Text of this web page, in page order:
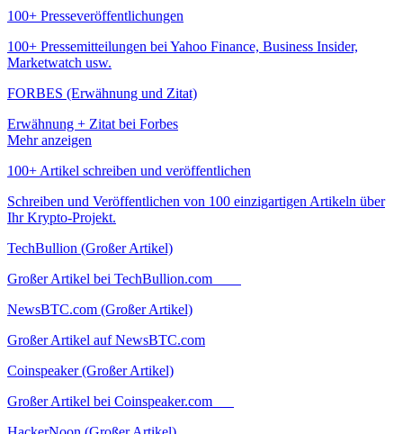
100+ Presseveröffentlichungen
100+ Pressemitteilungen bei Yahoo Finance, Business Insider,
Marketwatch usw.
FORBES (Erwähnung und Zitat)
Erwähnung + Zitat bei Forbes
Mehr anzeigen
100+ Artikel schreiben und veröffentlichen
Schreiben und Veröffentlichen von 100 einzigartigen Artikeln über
Ihr Krypto-Projekt.
TechBullion (Großer Artikel)
Großer Artikel bei TechBullion.com
NewsBTC.com (Großer Artikel)
Großer Artikel auf NewsBTC.com
Coinspeaker (Großer Artikel)
Großer Artikel bei Coinspeaker.com